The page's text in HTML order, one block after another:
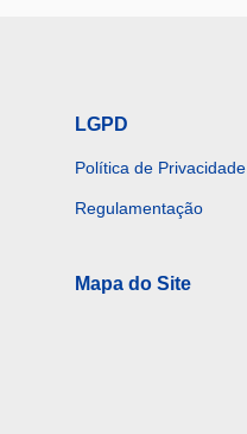
LGPD
Política de Privacidade
Regulamentação
Mapa do Site